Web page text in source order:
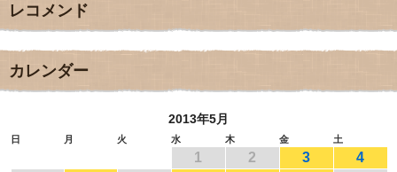
2017年12月
2017年11月(3)
2017年9月
2017年8月
2017年5月
レコメンド
カレンダー
2013年5月
日 月 火 水 木 金 土
1 2 3
4